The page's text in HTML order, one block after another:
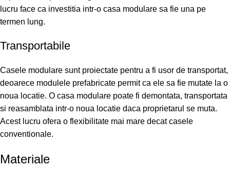
lucru face ca investitia intr-o casa modulare sa fie una pe
termen lung.
Transportabile
Casele modulare sunt proiectate pentru a fi usor de transportat,
deoarece modulele prefabricate permit ca ele sa fie mutate la o
noua locatie. O casa modulare poate fi demontata, transportata
si reasamblata intr-o noua locatie daca proprietarul se muta.
Acest lucru ofera o flexibilitate mai mare decat casele
conventionale.
Materiale